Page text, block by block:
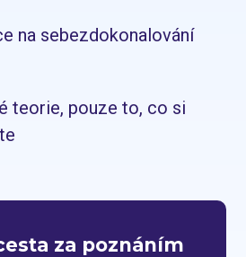
na sebezdokonalování
teorie, pouze to, co si
za poznáním